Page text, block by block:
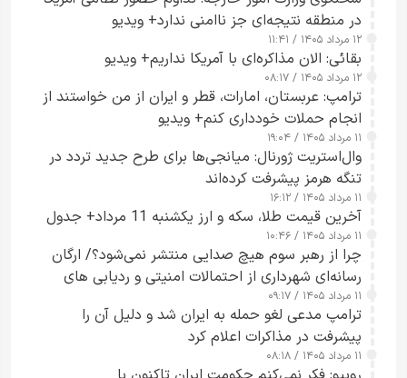
در منطقه نتیجه‌ای جز ناامنی ندارد+ ویدیو
۱۲ مرداد ۱۴۰۵ / ۱۱:۴۱
بقائی: الان مذاکره‌ای با آمریکا نداریم+ ویدیو
۱۲ مرداد ۱۴۰۵ / ۰۸:۱۷
ترامپ: عربستان، امارات، قطر و ایران از من خواستند از
انجام حملات خودداری کنم+ ویدیو
۱۱ مرداد ۱۴۰۵ / ۱۹:۰۴
وال‌استریت ژورنال: میانجی‌ها برای طرح جدید تردد در
تنگه هرمز پیشرفت کرده‌اند
۱۱ مرداد ۱۴۰۵ / ۱۶:۱۲
آخرین قیمت طلا، سکه و ارز یکشنبه 11 مرداد+ جدول
۱۱ مرداد ۱۴۰۵ / ۱۰:۴۶
چرا از رهبر سوم هیچ صدایی منتشر نمی‌شود؟/ ارگان
رسانه‌ای شهرداری از احتمالات امنیتی و ردیابی های
جاسوسی گفت
۱۱ مرداد ۱۴۰۵ / ۰۹:۱۷
ترامپ مدعی لغو حمله به ایران شد و دلیل آن را
پیشرفت در مذاکرات اعلام کرد
۱۱ مرداد ۱۴۰۵ / ۰۸:۱۸